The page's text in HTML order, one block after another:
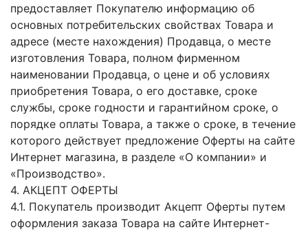
предоставляет Покупателю информацию об
основных потребительских свойствах Товара и
адресе (месте нахождения) Продавца, о месте
изготовления Товара, полном фирменном
наименовании Продавца, о цене и об условиях
приобретения Товара, о его доставке, сроке
службы, сроке годности и гарантийном сроке, о
порядке оплаты Товара, а также о сроке, в течение
которого действует предложение Оферты на сайте
Интернет магазина, в разделе «О компании» и
«Производство».
4. АКЦЕПТ ОФЕРТЫ
4.1. Покупатель производит Акцепт Оферты путем
оформления заказа Товара на сайте Интернет-